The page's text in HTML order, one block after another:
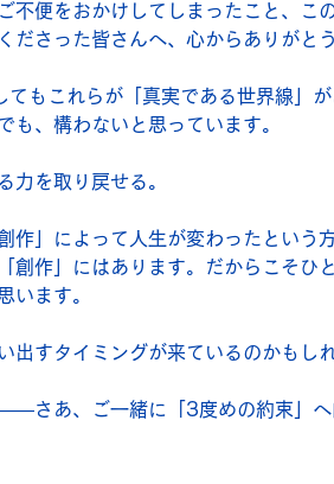
不便をおかけしてしまったこと、こ
さった皆さんへ、心からありがと
もこれらが「真実である世界線」が
も、構わないと思っています。
を取り戻せる。
」によって人生が変わったという
創作」にはあります。だからこそひ
います。
すタイミングが来ているのかもし
さあ、ご一緒に「3度めの約束」へ